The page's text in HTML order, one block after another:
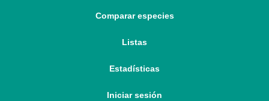
Comparar especies
Listas
Estadísticas
Iniciar sesión